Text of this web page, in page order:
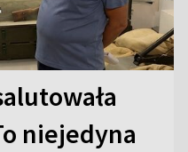
niejedyna